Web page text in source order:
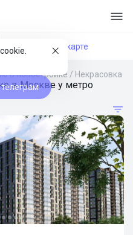
На карте
в новостройке / Некрасовка
в Москве у метро